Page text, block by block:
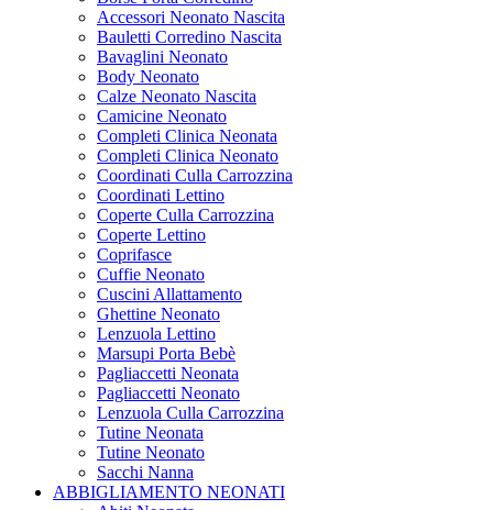
Accessori Neonato Nascita
Bauletti Corredino Nascita
Bavaglini Neonato
Body Neonato
Calze Neonato Nascita
Camicine Neonato
Completi Clinica Neonata
Completi Clinica Neonato
Coordinati Culla Carrozzina
Coordinati Lettino
Coperte Culla Carrozzina
Coperte Lettino
Coprifasce
Cuffie Neonato
Cuscini Allattamento
Ghettine Neonato
Lenzuola Lettino
Marsupi Porta Bebè
Pagliaccetti Neonata
Pagliaccetti Neonato
Lenzuola Culla Carrozzina
Tutine Neonata
Tutine Neonato
Sacchi Nanna
ABBIGLIAMENTO NEONATI